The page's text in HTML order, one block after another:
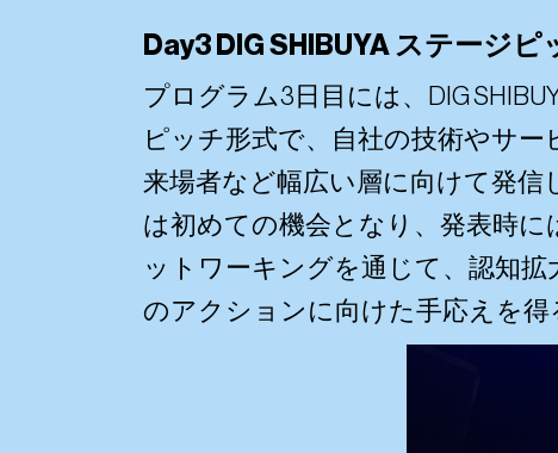
Day3 DIG SHIBUYA ステージピ
プログラム3日目には、DIG
ピッチ形式で、自社の技術やサ
来場者など幅広い層に向けて発
は初めての機会となり、発表時
ットワーキングを通じて、認知
のアクションに向けた手応えを得